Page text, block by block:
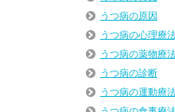
うつ病の原因
うつ病の心理療
うつ病の薬物療
うつ病の診断
うつ病の運動療